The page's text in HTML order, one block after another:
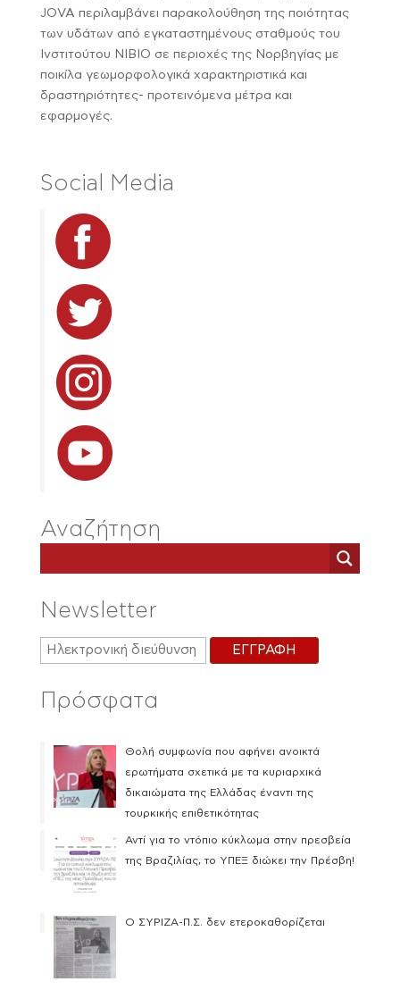
JOVA περιλαμβάνει παρακολούθηση της ποιότητας
των υδάτων από εγκαταστημένους σταθμούς του
Ινστιτούτου NIBIO σε περιοχές της Νορβηγίας με
ποικίλα γεωμορφολογικά χαρακτηριστικά και
δραστηριότητες- προτεινόμενα μέτρα και
εφαρμογές.
Social Media
Αναζήτηση
Newsletter
Πρόσφατα
Θολή συμφωνία που αφήνει ανοικτά
ερωτήματα σχετικά με τα κυριαρχικά
δικαιώματα της Ελλάδας έναντι της
τουρκικής επιθετικότητας
Αντί για το ντόπιο κύκλωμα στην πρεσβεία
της Βραζιλίας, το ΥΠΕΞ διώκει την Πρέσβη!
Ο ΣΥΡΙΖΑ-Π.Σ. δεν ετεροκαθορίζεται